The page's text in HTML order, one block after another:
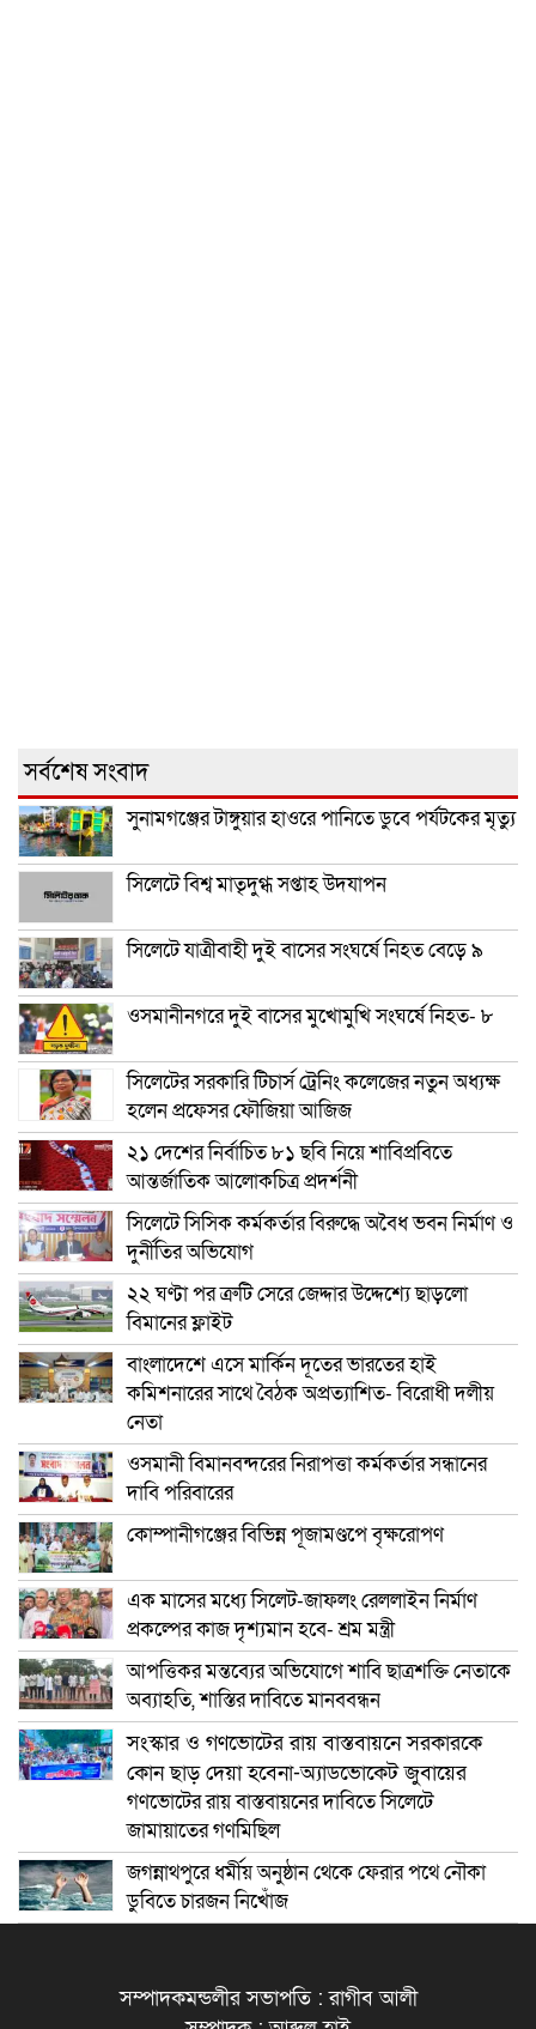
সর্বশেষ সংবাদ
সুনামগঞ্জের টাঙ্গুয়ার হাওরে পানিতে ডুবে পর্যটকের মৃত্যু
সিলেটে বিশ্ব মাতৃদুগ্ধ সপ্তাহ উদযাপন
সিলেটে যাত্রীবাহী দুই বাসের সংঘর্ষে নিহত বেড়ে ৯
ওসমানীনগরে দুই বাসের মুখোমুখি সংঘর্ষে নিহত- ৮
সিলেটের সরকারি টিচার্স ট্রেনিং কলেজের নতুন অধ্যক্ষ
হলেন প্রফেসর ফৌজিয়া আজিজ
২১ দেশের নির্বাচিত ৮১ ছবি নিয়ে শাবিপ্রবিতে
আন্তর্জাতিক আলোকচিত্র প্রদর্শনী
সিলেটে সিসিক কর্মকর্তার বিরুদ্ধে অবৈধ ভবন নির্মাণ ও
দুর্নীতির অভিযোগ
২২ ঘণ্টা পর ত্রুটি সেরে জেদ্দার উদ্দেশ্যে ছাড়লো
বিমানের ফ্লাইট
বাংলাদেশে এসে মার্কিন দূতের ভারতের হাই
কমিশনারের সাথে বৈঠক অপ্রত্যাশিত- বিরোধী দলীয়
নেতা
ওসমানী বিমানবন্দরের নিরাপত্তা কর্মকর্তার সন্ধানের
দাবি পরিবারের
কোম্পানীগঞ্জের বিভিন্ন পূজামণ্ডপে বৃক্ষরোপণ
এক মাসের মধ্যে সিলেট-জাফলং রেললাইন নির্মাণ
প্রকল্পের কাজ দৃশ্যমান হবে- শ্রম মন্ত্রী
আপত্তিকর মন্তব্যের অভিযোগে শাবি ছাত্রশক্তি নেতাকে
অব্যাহতি, শাস্তির দাবিতে মানববন্ধন
সংস্কার ও গণভোটের রায় বাস্তবায়নে সরকারকে
কোন ছাড় দেয়া হবেনা-অ্যাডভোকেট জুবায়ের
গণভোটের রায় বাস্তবায়নের দাবিতে সিলেটে
জামায়াতের গণমিছিল
জগন্নাথপুরে ধর্মীয় অনুষ্ঠান থেকে ফেরার পথে নৌকা
ডুবিতে চারজন নিখোঁজ
সম্পাদকমন্ডলীর সভাপতি : রাগীব আলী